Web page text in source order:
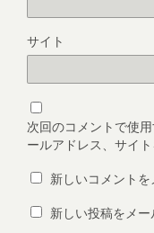
サイト
次回のコメントで使
ールアドレス、サイト
新しいコメント
新しい投稿をメ